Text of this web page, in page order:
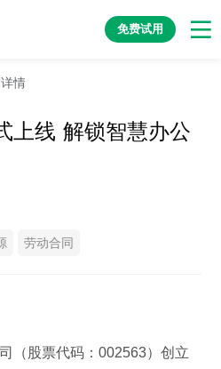
免费试用
情
上线 解锁智慧办公
劳动合同
（股票代码：002563）创立